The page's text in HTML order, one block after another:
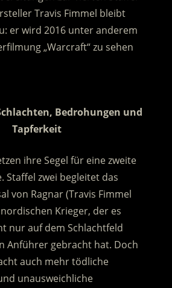
Travis Fimmel bleibt
er wird 2016 unter anderem
„Warcraft“ zu sehen
Bedrohungen und
Tapferkeit
ihre Segel für eine zweite
Staffel zwei begleitet das
von Ragnar (Travis Fimmel
nordischen Krieger, der es
nur auf dem Schlachtfeld
Anführer gebracht hat. Doch
auch mehr tödliche
unausweichliche